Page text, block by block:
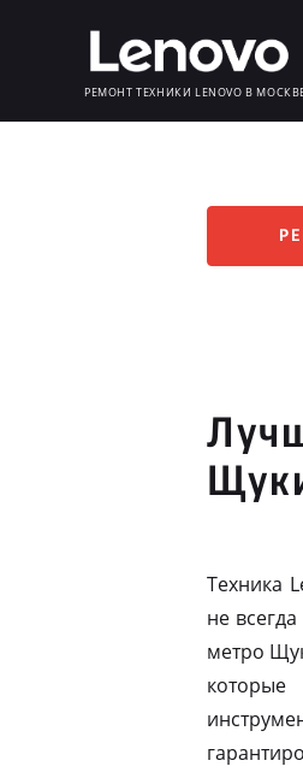
РЕМОНТ ТЕХНИКИ LENOVO В
Техника
не
метро